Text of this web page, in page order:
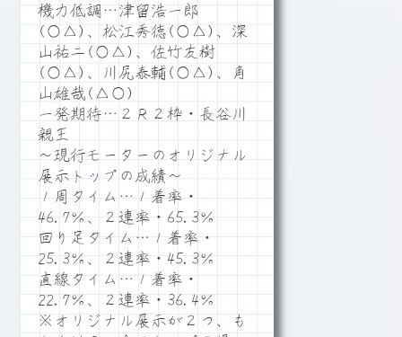
機力低調…津留浩一郎
(○△)、松江秀徳(○△)、深
山祐二(○△)、佐竹友樹
(○△)、川尻泰輔(○△)、角
山雄哉(△○)
一発期待…２Ｒ２枠・長谷川
親王
～現行モーターのオリジナル
展示トップの成績～
１周タイム…１着率・
46.7％、２連率・65.3％
回り足タイム…１着率・
25.3％、２連率・45.3％
直線タイム…１着率・
22.7％、２連率・36.4％
※オリジナル展示が２つ、も